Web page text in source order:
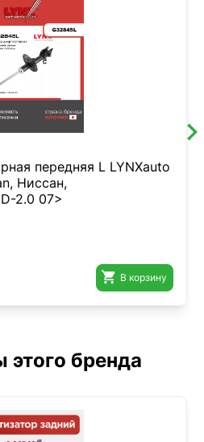
передняя L LYNXauto
Ниссан,
2.0 07>
 В корзину
этого бренда